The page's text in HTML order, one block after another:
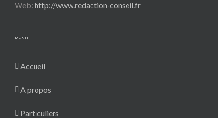
Web: http://www.redaction-conseil.fr
MENU
Accueil
A propos
Particuliers